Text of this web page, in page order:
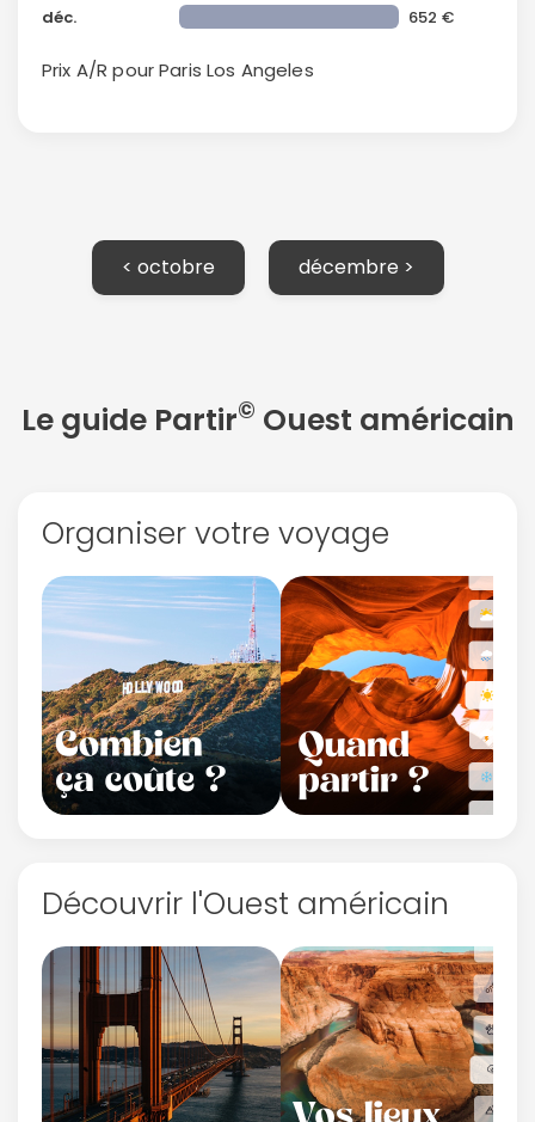
déc. 652 €
Prix A/R pour Paris Los Angeles
< octobre décembre >
Le guide Partir© Ouest américain
Organiser votre voyage
Découvrir l'Ouest américain
ou connectez-vous par mail
Politique de
confidentialité.